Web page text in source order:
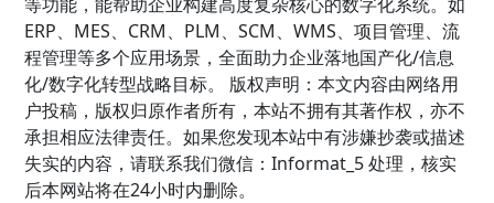
ERP、MES、CRM、PLM、SCM、WMS、项目管理、流
程管理等多个应用场景，全面助力企业落地国产化/信息
化/数字化转型战略目标。 版权声明：本文内容由网络用
户投稿，版权归原作者所有，本站不拥有其著作权，亦不
承担相应法律责任。如果您发现本站中有涉嫌抄袭或描述
失实的内容，请联系我们微信：Informat_5 处理，核实
后本网站将在24小时内删除。